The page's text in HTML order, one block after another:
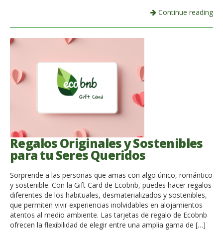
Continue reading
Regalos Originales y Sostenibles
para tu Seres Queridos
Sorprende a las personas que amas con algo único, romántico
y sostenible. Con la Gift Card de Ecobnb, puedes hacer regalos
diferentes de los habituales, desmaterializados y sostenibles,
que permiten vivir experiencias inolvidables en alojamientos
atentos al medio ambiente. Las tarjetas de regalo de Ecobnb
ofrecen la flexibilidad de elegir entre una amplia gama de […]